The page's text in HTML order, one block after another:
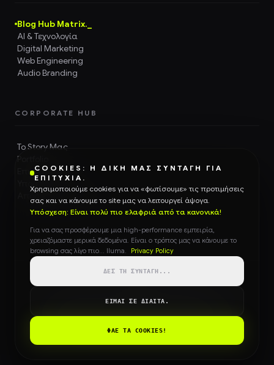
Blog Hub Matrix._
AI & Τεχνολογία
Digital Marketing
Web Engineering
Audio Branding
CORPORATE HUB
Το Story Μας
Portfolio
Επικοινωνία
Υποστήριξη
Απόρρητο & GDPR
ILUMA DIGITAL Ο.Ε. — ELGEMI:186406203000
© 2026 ILUMA DIGITAL AGENCY. ALL RIGHTS RESERVED.
COOKIES: Η ΔΙΚΉ ΜΑΣ ΣΥΝΤΑΓΉ ΓΙΑ
ΕΠΙΤΥΧΊΑ.
Χρησιμοποιούμε cookies για να «φωτίσουμε» τις προτιμήσεις
σας και να κάνουμε το site μας να λειτουργεί άψογα.
Υπόσχεση: Είναι πολύ πιο ελαφριά από τα κανονικά!
Για να σας προσφέρουμε μια high-performance εμπειρία,
χρειαζόμαστε μερικά δεδομένα. Είναι ο τρόπος μας να κάνουμε το
browsing σας λίγο πιο... Iluma.
Privacy Policy
ΔΕΣ ΤΗ ΣΥΝΤΑΓΉ...
ΕΊΜΑΙ ΣΕ ΔΊΑΙΤΑ.
ΦΆΕ ΤΑ COOKIES!